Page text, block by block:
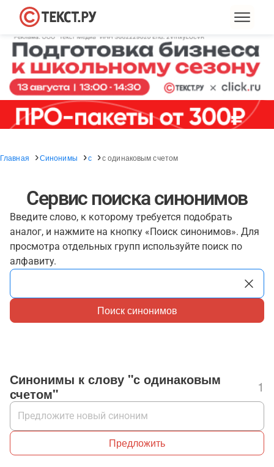
Главная Синонимы с с одинаковым счетом
Сервис поиска синонимов
Введите слово, к которому требуется подобрать
аналог, и нажмите на кнопку «Поиск синонимов». Для
просмотра отдельных групп используйте поиск по
алфавиту.
Поиск синонимов
Синонимы к слову "с одинаковым
счетом"
1
Предложить